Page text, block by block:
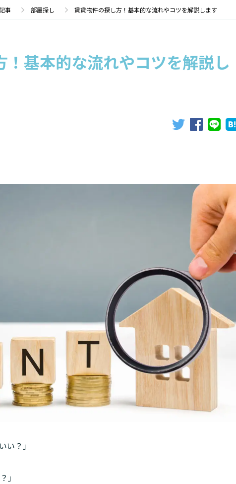
事 部屋探し 賃貸物件の探し方！基本的な流れやコツを解説します
！基本的な流れやコツを解説し
い？」
」